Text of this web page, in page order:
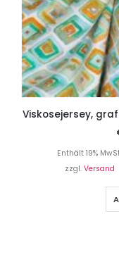
Viskosejersey,
Enthält 19%
zzgl. Versand